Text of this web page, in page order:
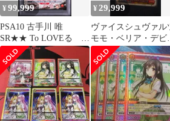
¥99,999
PSA10 古手川 唯
SR★★ To LOVEる ユ
ニオンアリーナ
¥ 29,999
ヴァイスシュヴァル
モモ・ベリア・デビ
ーク SP サイン